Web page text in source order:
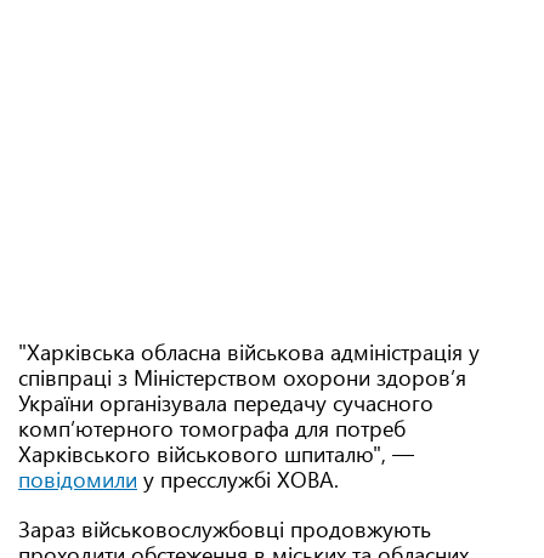
"Харківська обласна військова адміністрація у
співпраці з Міністерством охорони здоров’я
України організувала передачу сучасного
комп’ютерного томографа для потреб
Харківського військового шпиталю", —
повідомили у пресслужбі ХОВА.
Зараз військовослужбовці продовжують